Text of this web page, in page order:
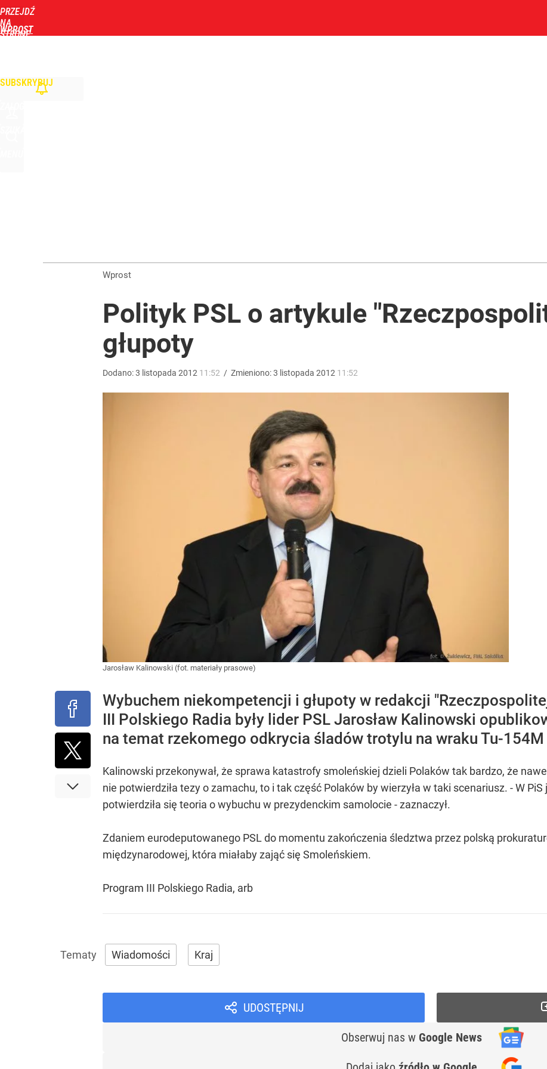
PRZEJDŹ
NA
STRONĘ
WPROST
SUBSKRYBUJ
dodaj
Kłopoty w imperium Sakiewicza? Fundacja prezesa TV Republika pod kreską
Tego sondażu premier nie może zlekceważyć. Polacy o przywróceniu CPN
Wyrzucenie Morawieckiego nie wystarczyło. Szykuje się kolejne głośne odejście z PiS
Wprost
Polityk PSL o artykule
głupoty
Dodano:3 listopada 2012 11:52 / Zmieniono:3 listopada 2012 11:52
Jarosław Kalinowski (fot. materiały prasowe)
Wybuchem niekompetencji i głupoty w redakcji
III Polskiego Radia były lider PSL Jarosław Kalinowski
na temat rzekomego odkrycia śladów trotylu na wraku Tu-
Kalinowski przekonywał, że sprawa katastrofy smoleńskiej dzieli Polaków tak bardzo, że
nie potwierdziła tezy o zamachu, to i tak część Polaków by wierzyła w taki scenariusz. - W
potwierdziła się teoria o wybuchu w prezydenckim samolocie - zaznaczył.
Zdaniem eurodeputowanego PSL do momentu zakończenia śledztwa przez polską
międzynarodowej, która miałaby zająć się Smoleńskiem.
Program III Polskiego Radia, arb
Wiadomości Kraj
UDOSTĘPNIJ
Obserwuj nas w Google News